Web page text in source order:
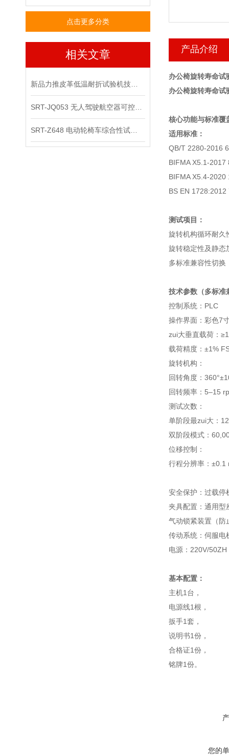
点击更多分类
相关文章 产品介绍
办公椅旋转寿命试
办公椅旋转寿命试
核心功能与标准覆
适用标准‌：
QB/T 2280-2016
BIFMA X5.1-2017
BIFMA X5.4-2020
BS EN
测试项目‌：
旋转机构循环耐久
旋转稳定性及静态
多标准兼容性切换
技术参数（多标准
控制系统：PLC
操作界面：彩色7
zui大垂直载荷：
载荷精度：±1%
‌旋转机构‌：
回转角度：
回转频率：5–15
测试次数：
单阶段最zui大：
双阶段模式：
‌位移控制‌：
行程分辨率：±0.1
安全保护‌：过载停
夹具配置‌：通用型
气动锁紧装置（防
传动系统‌：伺服电
电源：220V/50ZH
基本配置：
主机1台，
电源线1根，
扳手1套，
说明书1份，
合格证1份，
铭牌1份。
您的